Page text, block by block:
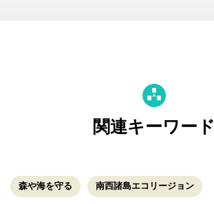
関連キーワード
森や海を守る 南西諸島エコリージョン